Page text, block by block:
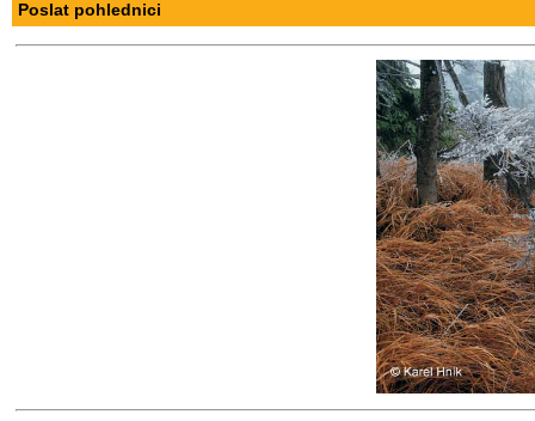
Poslat pohlednici